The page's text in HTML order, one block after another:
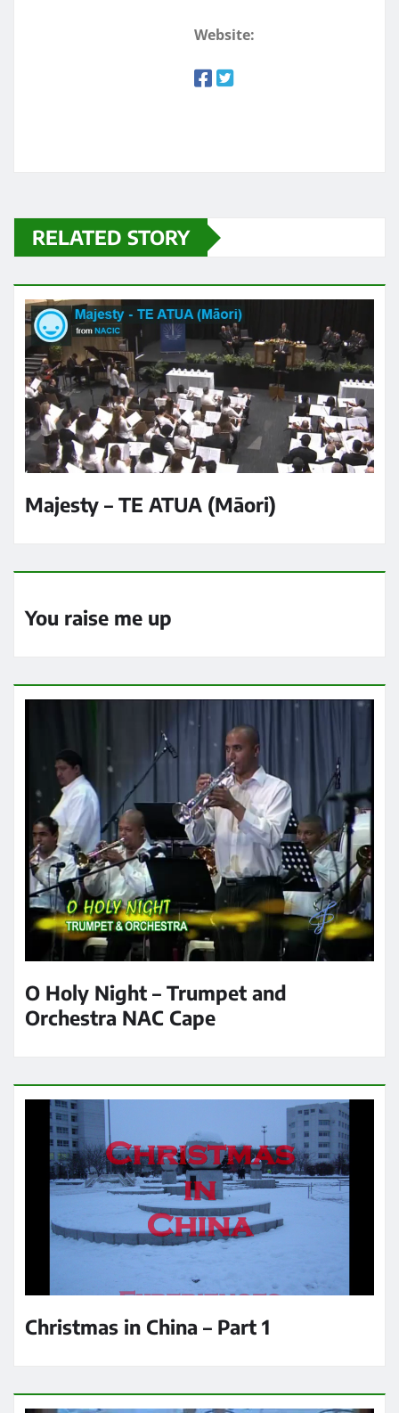
Website:
RELATED STORY
Majesty – TE ATUA (Māori)
You raise me up
O Holy Night – Trumpet and
Orchestra NAC Cape
Christmas in China – Part 1